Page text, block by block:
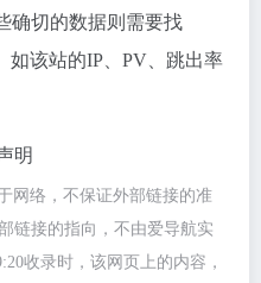
确切的数据则需要找
如该站的IP、PV、跳出率
明
网络，不保证外部链接的准
链接的指向，不由爱导航实
收录时，该网页上的内容，